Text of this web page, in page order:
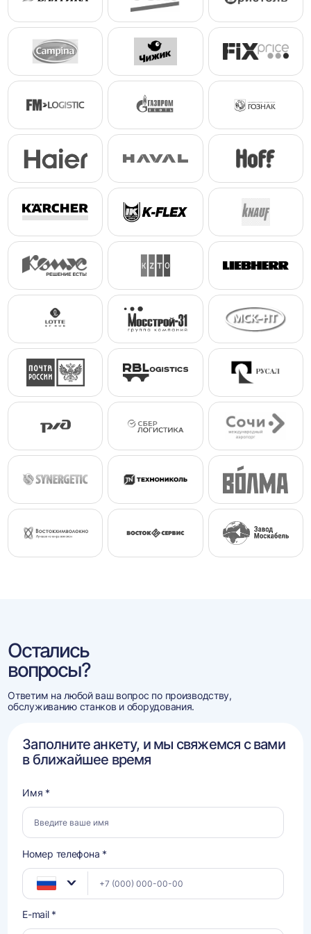
Остались
вопросы?
Ответим на любой ваш вопрос по производству,
обслуживанию станков и оборудования.
Заполните анкету, и мы свяжемся с вами
в ближайшее время
Имя *
Номер телефона *
E-mail *